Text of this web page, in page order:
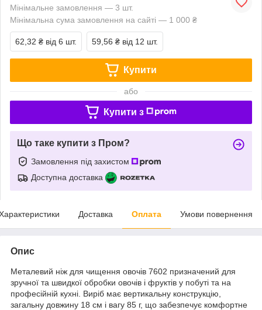
Мінімальне замовлення — 3 шт.
Мінімальна сума замовлення на сайті — 1 000 ₴
62,32 ₴ від 6 шт. 59,56 ₴ від 12 шт.
Купити
або
Купити з
Що таке купити з Пром?
Замовлення під захистом
Доступна доставка
Доставка Оплата Умови повернення
Опис
Металевий ніж для чищення овочів 7602 призначений для
зручної та швидкої обробки овочів і фруктів у побуті та на
професійній кухні. Виріб має вертикальну конструкцію,
загальну довжину 18 см і вагу 85 г, що забезпечує комфортне